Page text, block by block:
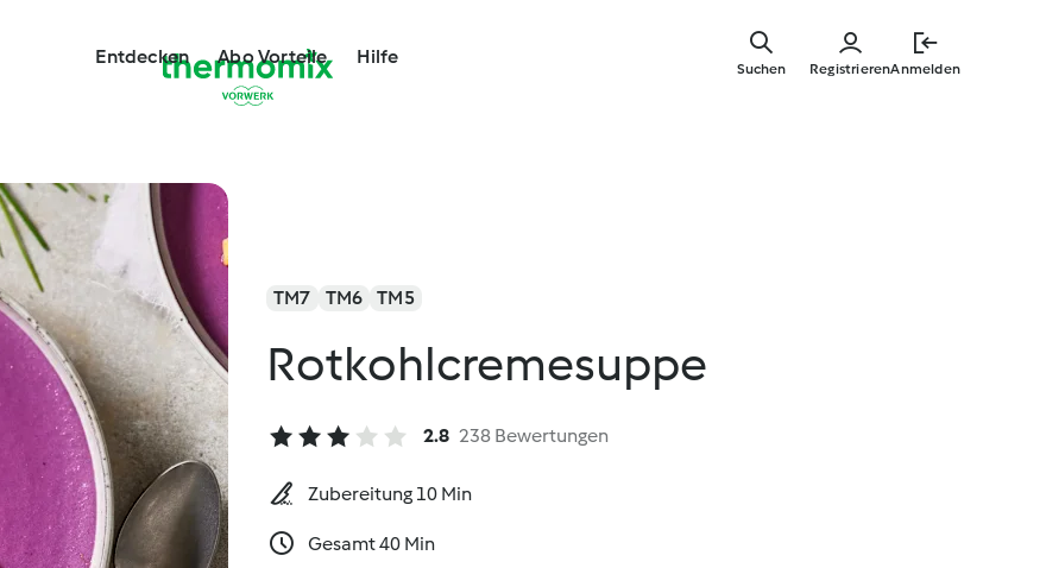
springen
Entdecken Abo Vorteile Hilfe
RegistrierenAnmelden
Suchen
TM7 TM6 TM5
Rotkohlcremesuppe
2.8 238 Bewertungen
Zubereitung 10 Min
Gesamt 40 Min